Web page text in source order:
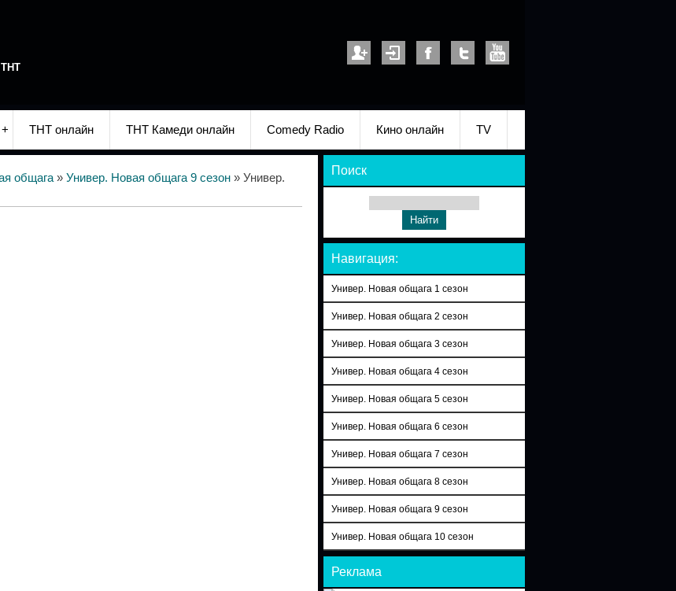
ТНТ
ТНТ онлайн ТНТ Камеди онлайн Comedy Radio Кино онлайн TV
общага » Универ. Новая общага 9 сезон » Универ.
Поиск
Навигация:
Универ. Новая общага 1 сезон
Универ. Новая общага 2 сезон
Универ. Новая общага 3 сезон
Универ. Новая общага 4 сезон
Универ. Новая общага 5 сезон
Универ. Новая общага 6 сезон
Универ. Новая общага 7 сезон
Универ. Новая общага 8 сезон
Универ. Новая общага 9 сезон
Универ. Новая общага 10 сезон
Реклама